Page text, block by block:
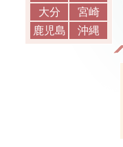
大分
宮崎
鹿児島
沖縄